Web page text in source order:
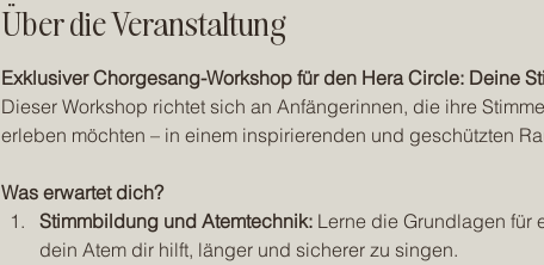
Über die Veranstaltung
Exklusiver Chorgesang-Workshop für den Hera Circle: Deine
Dieser Workshop richtet sich an Anfängerinnen, die ihre
erleben möchten – in einem inspirierenden und geschützten
Was erwartet dich?
Stimmbildung und Atemtechnik: Lerne die Grundlagen für
dein Atem dir hilft, länger und sicherer zu singen.